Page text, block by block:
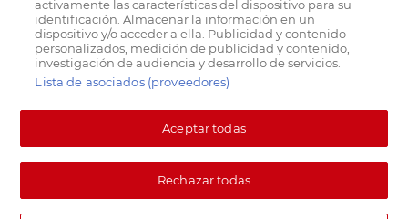
activamente las características del dispositivo para su
identificación. Almacenar la información en un
dispositivo y/o acceder a ella. Publicidad y contenido
personalizados, medición de publicidad y contenido,
investigación de audiencia y desarrollo de servicios.
Lista de asociados (proveedores)
Aceptar todas
Rechazar todas